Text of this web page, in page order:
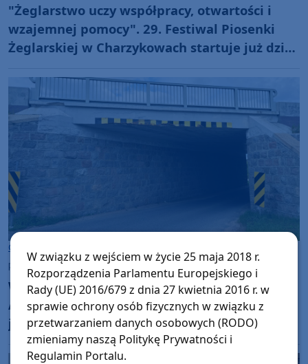
"Żeglarstwo uczy współpracy, otwartości i
wzajemnej pomocy". 29. Festiwal Piosenki
Żeglarskiej w Charzykowach startuje już dziś.
(ROZMOWA)
Chojnice
piątek, 7 sierpnia 2026, 12:13
Wykonawca remontu wiaduktu nad ulicą
Angowicką szybciej zakończył prace. Droga
jest już przejezdna
W związku z wejściem w życie 25 maja 2018 r.
Rozporządzenia Parlamentu Europejskiego i
Rady (UE) 2016/679 z dnia 27 kwietnia 2016 r. w
sprawie ochrony osób fizycznych w związku z
przetwarzaniem danych osobowych (RODO)
zmieniamy naszą Politykę Prywatności i
Regulamin Portalu.